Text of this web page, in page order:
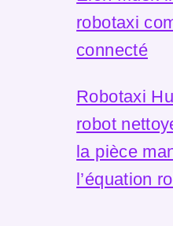
robotaxi
connecté
Robotaxi
robot
la pièce
l’équation